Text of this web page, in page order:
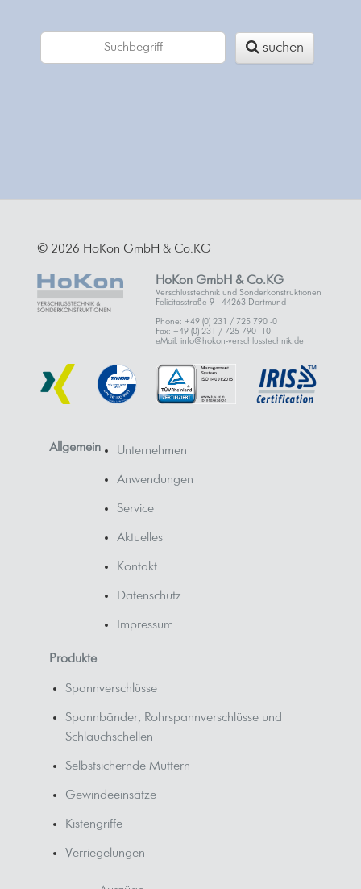
suchen
© 2026 HoKon GmbH & Co.KG
HoKon GmbH & Co.KG
Verschlusstechnik und Sonderkonstruktionen
Felicitasstraße 9 · 44263 Dortmund
Phone: +49 (0) 231 / 725 790 -0
Fax: +49 (0) 231 / 725 790 -10
eMail: info@hokon-verschlusstechnik.de
Allgemein Unternehmen
Anwendungen
Service
Aktuelles
Kontakt
Datenschutz
Impressum
Produkte
Spannverschlüsse
Spannbänder, Rohrspannverschlüsse und
Schlauchschellen
Selbstsichernde Muttern
Gewindeeinsätze
Kistengriffe
Verriegelungen